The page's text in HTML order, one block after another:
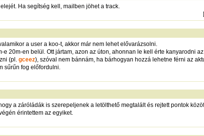
Ha segítség kell, mailben jöhet a track.
[
a user a koo-t, akkor már nem lehet elővarázsolni.
e 20m-en belül. Ott jártam, azon az úton, ahonnan le kell érte kanyarodni
(pl. gceez), szóval nem bánnám, ha bárhogyan hozzá lehetne férni az
sűrűn fog előfordulni.
a záróládák is szerepeljenek a letölthető megtalált és rejtett pontok
érintettem az egyiket.